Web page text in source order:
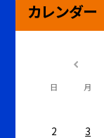
カレンダー
日 月
2
3